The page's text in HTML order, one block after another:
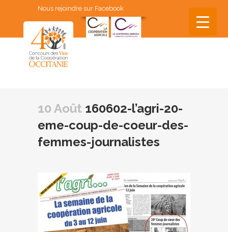
Nous rejoindre sur Facebook
10 Août 160602-l’agri-20-
eme-coup-de-coeur-des-
femmes-journalistes